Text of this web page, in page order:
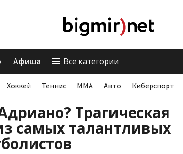
Афиша Все категории
Хоккей Теннис ММА Авто Киберспорт
Трагическая
самых талантливых